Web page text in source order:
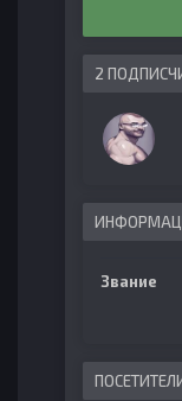
2
Звание